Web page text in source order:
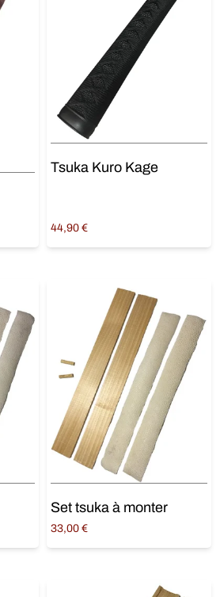
Tsuka Kuro Kage
44,90 €
Ajouter au panier
Set tsuka à monter
33,00 €
Lire la suite